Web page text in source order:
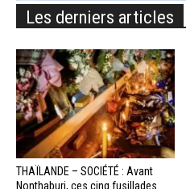
Les derniers articles
THAÏLANDE – SOCIÉTÉ : Avant
Nonthaburi, ces cinq fusillades